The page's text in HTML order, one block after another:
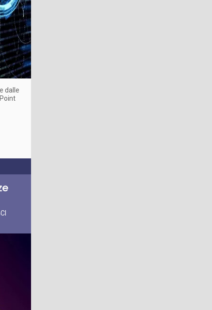
dalle